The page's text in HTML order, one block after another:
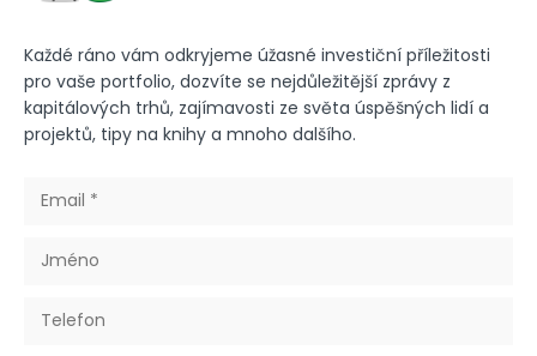
Každé ráno vám odkryjeme úžasné investiční příležitosti
pro vaše portfolio, dozvíte se nejdůležitější zprávy z
kapitálových trhů, zajímavosti ze světa úspěšných lidí a
projektů, tipy na knihy a mnoho dalšího.